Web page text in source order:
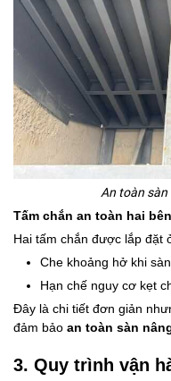
An toàn
Tấm chắn an toàn hai bên
Hai tấm chắn được lắp đặt
Che khoảng hở khi
Hạn chế nguy cơ kẹt
Đây là chi tiết đơn giản
đảm bảo an toàn sàn
3. Quy trình vận